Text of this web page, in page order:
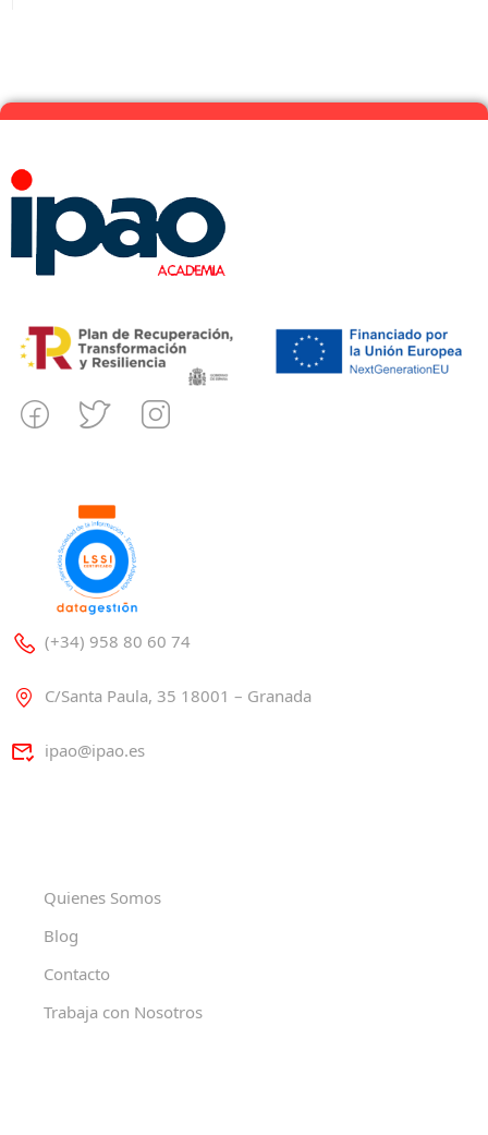
(+34) 958 80 60 74
C/Santa Paula, 35 18001 – Granada
ipao@ipao.es
Quienes Somos
Blog
Contacto
Trabaja con Nosotros